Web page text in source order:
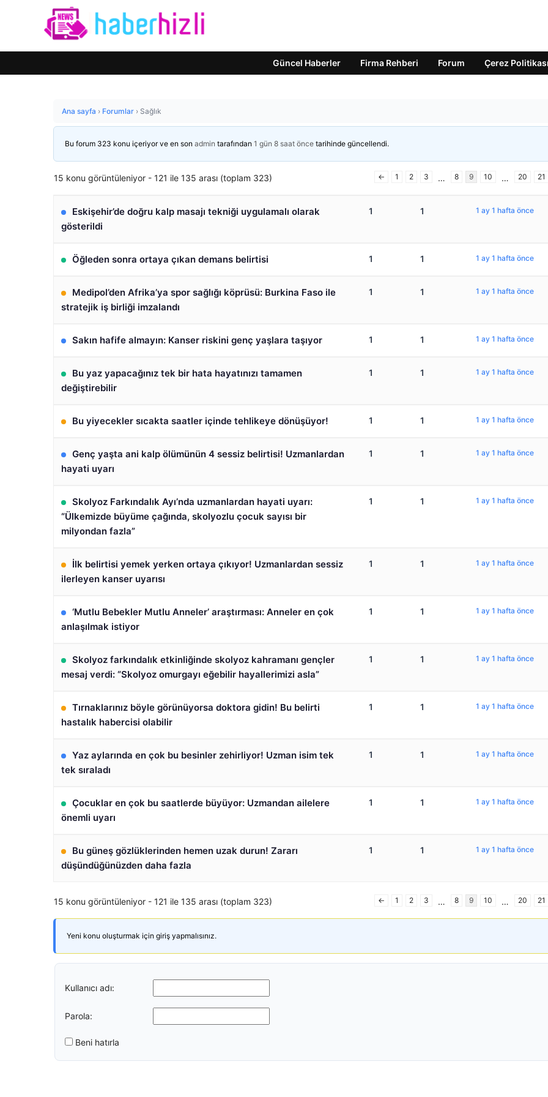
Güncel Haberler Firma Rehberi Forum Çerez Politikası
Ana sayfa › Forumlar › Sağlık
Bu forum 323 konu içeriyor ve en son admin tarafından 1 gün 8 saat önce tarihinde güncellendi.
15 konu görüntüleniyor - 121 ile 135 arası (toplam 323) ← 1 2 3 … 8 9 10 … 20 21
Eskişehir’de doğru kalp masajı tekniği uygulamalı olarak
gösterildi
1 1 1 ay 1 hafta önce
Öğleden sonra ortaya çıkan demans belirtisi 1 1 1 ay 1 hafta önce
Medipol’den Afrika’ya spor sağlığı köprüsü: Burkina Faso ile
stratejik iş birliği imzalandı
1 1 1 ay 1 hafta önce
Sakın hafife almayın: Kanser riskini genç yaşlara taşıyor 1 1 1 ay 1 hafta önce
Bu yaz yapacağınız tek bir hata hayatınızı tamamen
değiştirebilir
1 1 1 ay 1 hafta önce
Bu yiyecekler sıcakta saatler içinde tehlikeye dönüşüyor! 1 1 1 ay 1 hafta önce
Genç yaşta ani kalp ölümünün 4 sessiz belirtisi! Uzmanlardan
hayati uyarı
1 1 1 ay 1 hafta önce
Skolyoz Farkındalık Ayı’nda uzmanlardan hayati uyarı:
“Ülkemizde büyüme çağında, skolyozlu çocuk sayısı bir
milyondan fazla”
1 1 1 ay 1 hafta önce
İlk belirtisi yemek yerken ortaya çıkıyor! Uzmanlardan sessiz
ilerleyen kanser uyarısı
1 1 1 ay 1 hafta önce
‘Mutlu Bebekler Mutlu Anneler’ araştırması: Anneler en çok
anlaşılmak istiyor
1 1 1 ay 1 hafta önce
Skolyoz farkındalık etkinliğinde skolyoz kahramanı gençler
mesaj verdi: “Skolyoz omurgayı eğebilir hayallerimizi asla”
1 1 1 ay 1 hafta önce
Tırnaklarınız böyle görünüyorsa doktora gidin! Bu belirti
hastalık habercisi olabilir
1 1 1 ay 1 hafta önce
Yaz aylarında en çok bu besinler zehirliyor! Uzman isim tek
tek sıraladı
1 1 1 ay 1 hafta önce
Çocuklar en çok bu saatlerde büyüyor: Uzmandan ailelere
önemli uyarı
1 1 1 ay 1 hafta önce
Bu güneş gözlüklerinden hemen uzak durun! Zararı
düşündüğünüzden daha fazla
1 1 1 ay 1 hafta önce
15 konu görüntüleniyor - 121 ile 135 arası (toplam 323) ← 1 2 3 … 8 9 10 … 20 21
Yeni konu oluşturmak için giriş yapmalısınız.
Kullanıcı adı:
Parola:
Beni hatırla